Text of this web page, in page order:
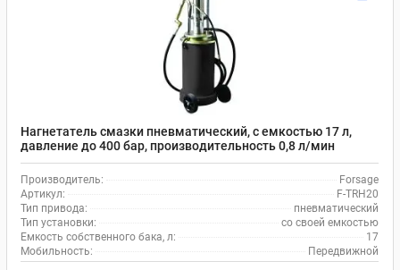
Нагнетатель смазки пневматический, с емкостью 17 л,
давление до 400 бар, производительность 0,8 л/мин
Forsage F-TRH20
Производитель:
Forsage
Артикул:
F-TRH20
Тип привода:
пневматический
Тип установки:
со своей емкостью
Емкость собственного бака, л:
17
Мобильность:
Передвижной